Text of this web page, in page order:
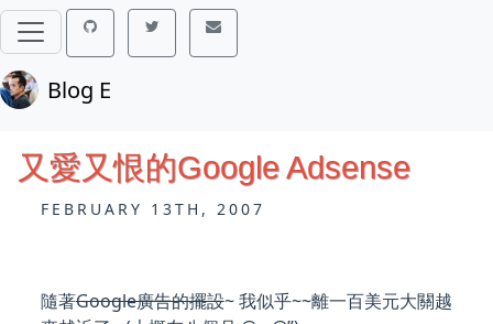
Blog E
又愛又恨的Google Adsense
FEBRUARY 13TH, 2007
隨著Google廣告的擺設~ 我似乎~~離一百美元大關越